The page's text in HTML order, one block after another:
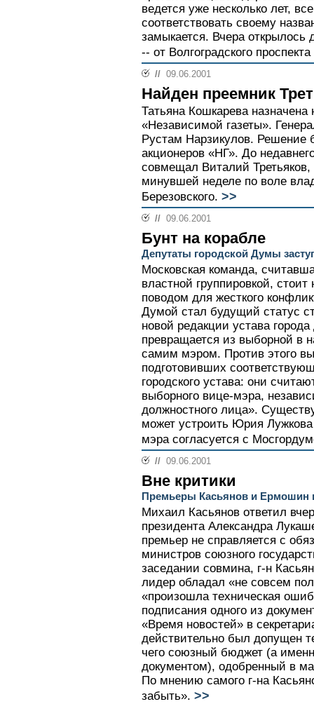
ведется уже несколько лет,
соответствовать своему
замыкается. Вчера открылось
-- от Волгоградского
// 09.06.2001
Найден преемник
Татьяна Кошкарева
«Независимой газеты».
Рустам Нарзикулов. Решение
акционеров «НГ». До
совмещал Виталий
минувшей неделе по воле
Березовского. >>
// 09.06.2001
Бунт на корабле
Депутаты городской Думы
Московская команда,
властной группировкой, стоит
поводом для жесткого
Думой стал будущий статус
новой редакции устава
превращается из выборной в
самим мэром. Против этого
подготовивших
городского устава: они
выборного вице-мэра,
должностного лица».
может устроить Юрия
мэра согласуется с
// 09.06.2001
Вне критики
Премьеры Касьянов и Ермошин
Михаил Касьянов ответил
президента Александра
премьер не справляется с
министров союзного
заседании совмина, г-н
лидер обладал «не совсем
«произошла техническая
подписания одного из
«Время новостей» в
действительно был допущен
чего союзный бюджет (а
документом), одобренный в
По мнению самого г-на
забыть». >>